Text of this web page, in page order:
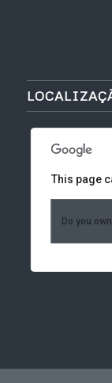
This page
Do you